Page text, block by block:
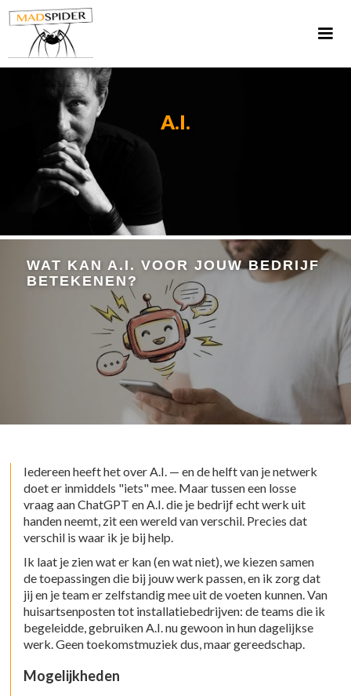
A.I.
WAT KAN A.I. VOOR JOUW BEDRIJF
BETEKENEN?
Iedereen heeft het over A.I. — en de helft van je netwerk
doet er inmiddels "iets" mee. Maar tussen een losse
vraag aan ChatGPT en A.I. die je bedrijf echt werk uit
handen neemt, zit een wereld van verschil. Precies dat
verschil is waar ik je bij help.
Ik laat je zien wat er kan (en wat niet), we kiezen samen
de toepassingen die bij jouw werk passen, en ik zorg dat
jij en je team er zelfstandig mee uit de voeten kunnen. Van
huisartsenposten tot installatiebedrijven: de teams die ik
begeleidde, gebruiken A.I. nu gewoon in hun dagelijkse
werk. Geen toekomstmuziek dus, maar gereedschap.
Mogelijkheden